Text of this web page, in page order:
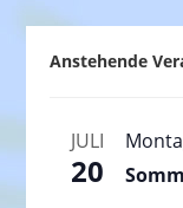
Anstehende
JULI
20